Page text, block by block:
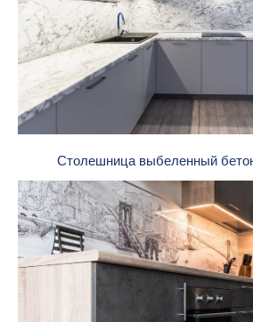
Столешница выбеленный